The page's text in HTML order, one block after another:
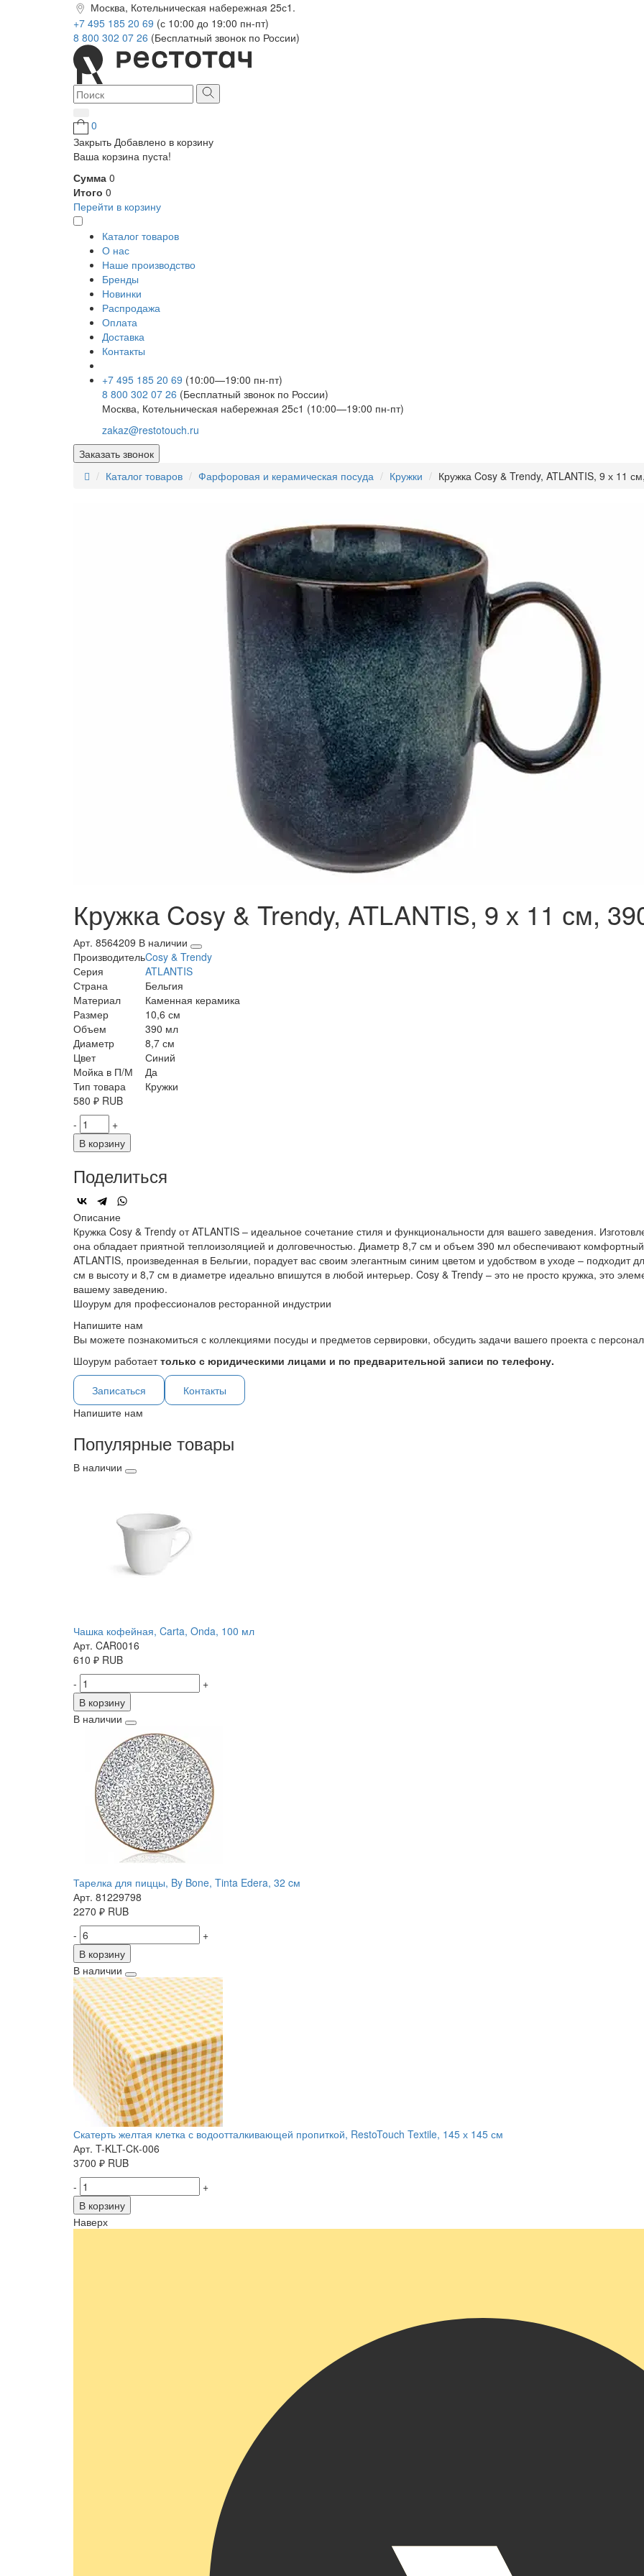
Москва, Котельническая набережная 25с1.
+7 495 185 20 69 (с 10:00 до 19:00 пн-пт)
8 800 302 07 26 (Бесплатный звонок по России)
0
Закрыть Добавлено в корзину
Ваша корзина пуста!
Сумма 0
Итого 0
Перейти в корзину
Каталог товаров
О нас
Наше производство
Бренды
Новинки
Распродажа
Оплата
Доставка
Контакты
+7 495 185 20 69 (10:00—19:00 пн-пт)
8 800 302 07 26 (Бесплатный звонок по России)
Москва, Котельническая набережная 25с1 (10:00—19:00 пн-пт)
zakaz@restotouch.ru
Заказать звонок
Каталог товаров
Фарфоровая и керамическая посуда Кружки Кружка Cosy & Trendy, ATLANTIS, 9 х 11
Кружка Cosy & Trendy, ATLANTIS, 9 х 11 см,
Арт. 8564209 В наличии
ПроизводительCosy & Trendy
Серия
ATLANTIS
Страна
Бельгия
Материал
Каменная керамика
Размер
10,6 см
Объем
390 мл
Диаметр
8,7 см
Цвет
Синий
Мойка в П/М
Да
Тип товара
Кружки
580 ₽ RUB
-
+
В корзину
Поделиться
Описание
Кружка Cosy & Trendy от ATLANTIS – идеальное сочетание стиля и функциональности для вашего заведения.
она обладает приятной теплоизоляцией и долговечностью. Диаметр 8,7 см и объем 390 мл обеспечивают
ATLANTIS, произведенная в Бельгии, порадует вас своим элегантным синим цветом и удобством в уходе –
см в высоту и 8,7 см в диаметре идеально впишутся в любой интерьер. Cosy & Trendy – это не просто кружка, это
вашему заведению.
Шоурум для профессионалов ресторанной индустрии
Напишите нам
Вы можете познакомиться с коллекциями посуды и предметов сервировки, обсудить задачи вашего проекта с
Шоурум работаеттолько с юридическими лицами и по предварительной записи по телефону.
Записаться
Контакты
Напишите нам
Популярные товары
В наличии
Чашка кофейная, Carta, Onda, 100 мл
Арт. CAR0016
610 ₽ RUB
-
+
В корзину
В наличии
Тарелка для пиццы, By Bone, Tinta Edera, 32 cм
Арт. 81229798
2270 ₽ RUB
-
+
В корзину
В наличии
Скатерть желтая клетка с водоотталкивающей пропиткой, RestoTouch Textile, 145 х 145 см
Арт. T-KLT-CК-006
3700 ₽ RUB
-
+
В корзину
Наверх